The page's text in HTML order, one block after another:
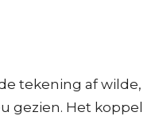
de tekening af wilde,
gezien. Het koppel